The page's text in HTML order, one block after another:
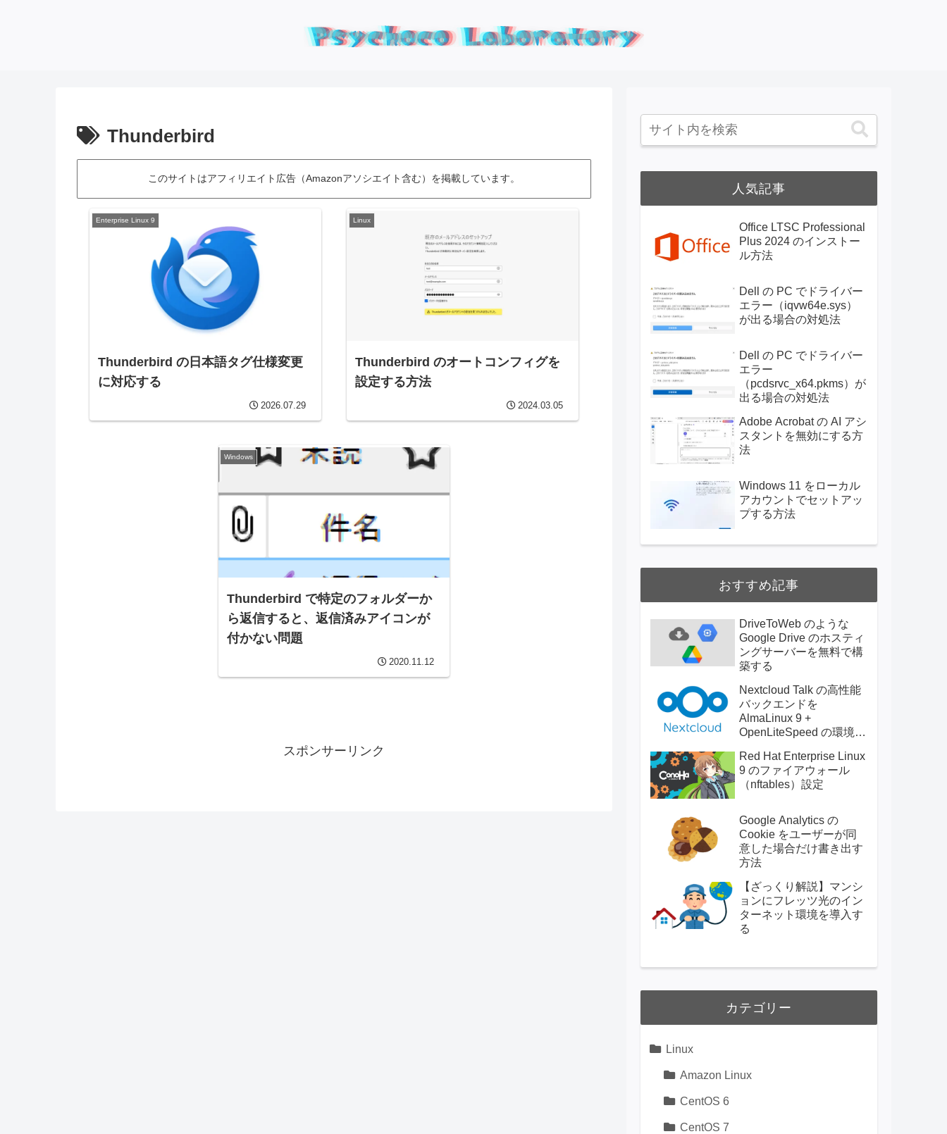
Thunderbird
このサイトはアフィリエイト広告（Amazonアソシエイト含む）を掲載しています。
Enterprise Linux 9
Thunderbird の日本語タグ仕様変更
に対応する
2026.07.29
Linux
Thunderbird のオートコンフィグを
設定する方法
2024.03.05
Windows
Thunderbird で特定のフォルダーか
ら返信すると、返信済みアイコンが
付かない問題
2020.11.12
スポンサーリンク
人気記事
Office LTSC Professional
Plus 2024 のインストー
ル方法
Dell の PC でドライバー
エラー（iqvw64e.sys）
が出る場合の対処法
Dell の PC でドライバー
エラー
（pcdsrvc_x64.pkms）が
出る場合の対処法
Adobe Acrobat の AI アシ
スタントを無効にする方
法
Windows 11 をローカル
アカウントでセットアッ
プする方法
おすすめ記事
DriveToWeb のような
Google Drive のホスティ
ングサーバーを無料で構
築する
Nextcloud Talk の高性能
バックエンドを
AlmaLinux 9 +
OpenLiteSpeed の環境に
Red Hat Enterprise Linux
9 のファイアウォール
（nftables）設定
Google Analytics の
Cookie をユーザーが同
意した場合だけ書き出す
方法
【ざっくり解説】マンシ
ョンにフレッツ光のイン
ターネット環境を導入す
る
カテゴリー
Linux
Amazon Linux
CentOS 6
CentOS 7